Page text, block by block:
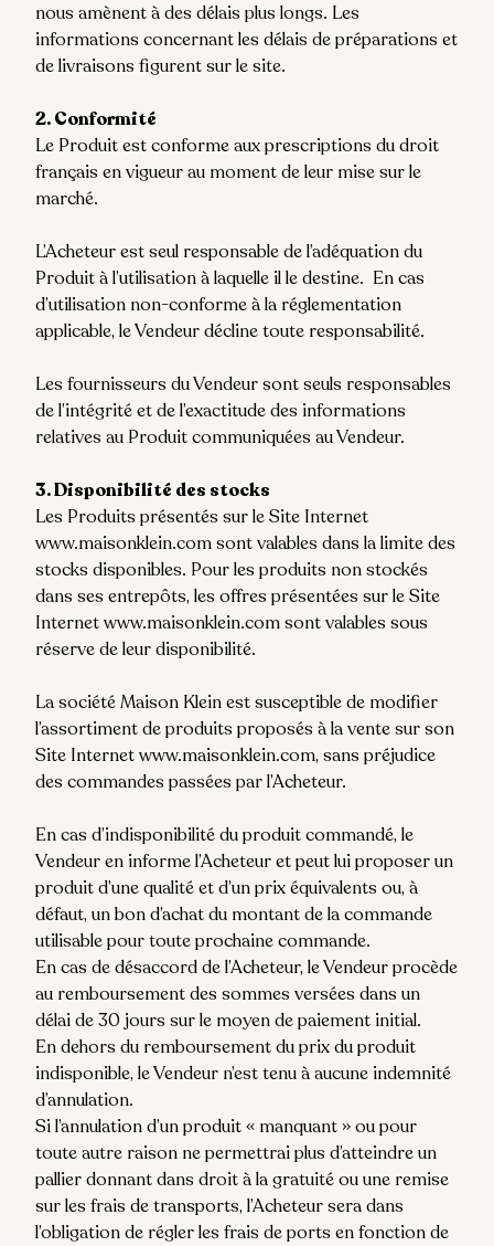
nous amènent à des délais plus longs. Les
informations concernant les délais de préparations et
de livraisons figurent sur le site.
2. Conformité
Le Produit est conforme aux prescriptions du droit
français en vigueur au moment de leur mise sur le
marché.
L’Acheteur est seul responsable de l’adéquation du
Produit à l’utilisation à laquelle il le destine. En cas
d’utilisation non-conforme à la réglementation
applicable, le Vendeur décline toute responsabilité.
Les fournisseurs du Vendeur sont seuls responsables
de l’intégrité et de l’exactitude des informations
relatives au Produit communiquées au Vendeur.
3. Disponibilité des stocks
Les Produits présentés sur le Site Internet
www.maisonklein.com sont valables dans la limite des
stocks disponibles. Pour les produits non stockés
dans ses entrepôts, les offres présentées sur le Site
Internet www.maisonklein.com sont valables sous
réserve de leur disponibilité.
La société Maison Kleinest susceptible de modifier
l’assortiment de produits proposés à la vente sur son
Site Internet www.maisonklein.com, sans préjudice
des commandes passées par l’Acheteur.
En cas d’indisponibilité du produit commandé, le
Vendeur en informe l’Acheteur et peut lui proposer un
produit d’une qualité et d’un prix équivalents ou, à
défaut, un bon d’achat du montant de la commande
utilisable pour toute prochaine commande.
En cas de désaccord de l’Acheteur, le Vendeur procède
au remboursement des sommes versées dans un
délai de 30 jours sur le moyen de paiement initial.
En dehors du remboursement du prix du produit
indisponible, le Vendeur n’est tenu à aucune indemnité
d’annulation.
Si l’annulation d’un produit « manquant » ou pour
toute autre raison ne permettrai plus d’atteindre un
pallier donnant dans droit à la gratuité ou une remise
sur les frais de transports, l’Acheteur sera dans
l’obligation de régler les frais de ports en fonction de